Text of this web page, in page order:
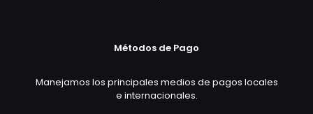
Métodos de Pago
Manejamos los principales medios de pagos locales
e internacionales.